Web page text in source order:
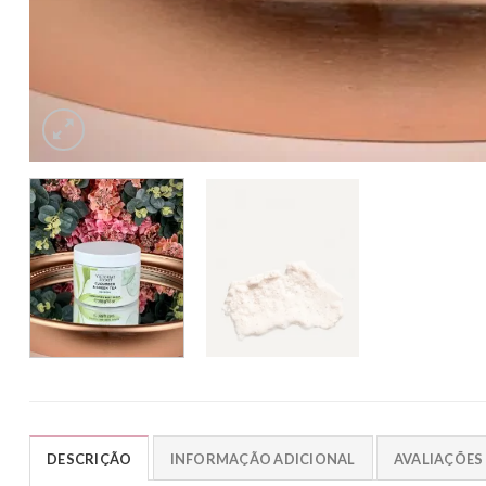
DESCRIÇÃO INFORMAÇÃO ADICIONAL AVALIAÇÕES